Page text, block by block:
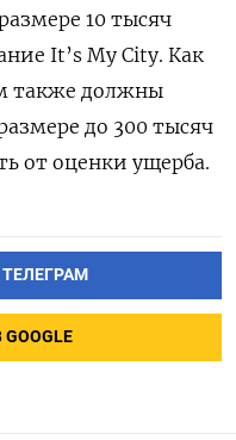
10 тысяч
It’s My City. Как
также должны
до 300 тысяч
от оценки ущерба.